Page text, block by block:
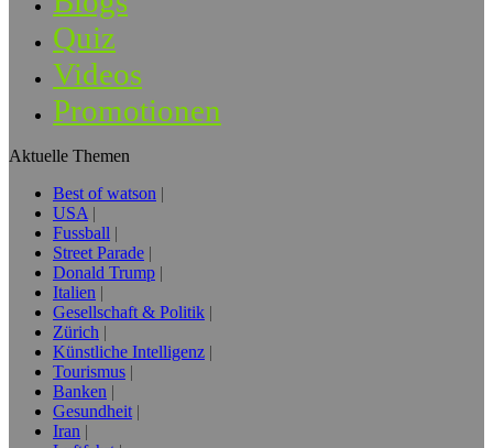
Quiz
Videos
Promotionen
Aktuelle Themen
Best of watson
USA
Fussball
Street Parade
Donald Trump
Italien
Gesellschaft & Politik
Zürich
Künstliche Intelligenz
Tourismus
Banken
Gesundheit
Iran